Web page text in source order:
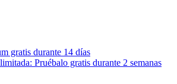
gratis durante 14 días
Pruébalo gratis durante 2 semanas